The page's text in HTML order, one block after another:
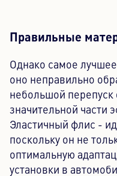
Правильные
Однако самое
оно неправильно
небольшой перепуск
значительной части
Эластичный флис -
поскольку он не
оптимальную
установки в